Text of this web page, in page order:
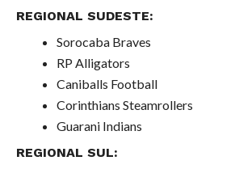
REGIONAL SUDESTE:
Sorocaba Braves
RP Alligators
Caniballs Football
Corinthians Steamrollers
Guarani Indians
REGIONAL SUL: